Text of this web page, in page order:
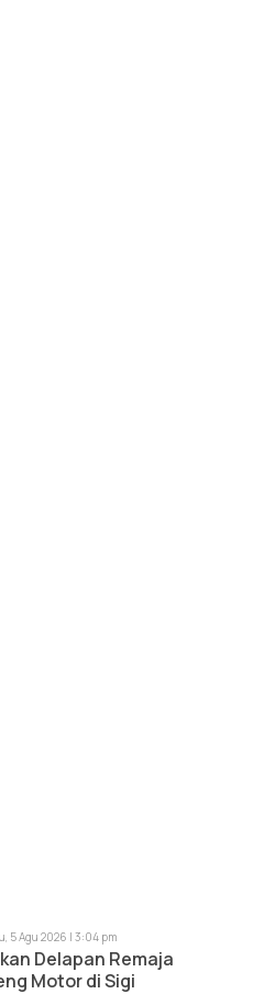
5 Agu 2026 | 3:04 pm
Delapan Remaja
Motor di Sigi